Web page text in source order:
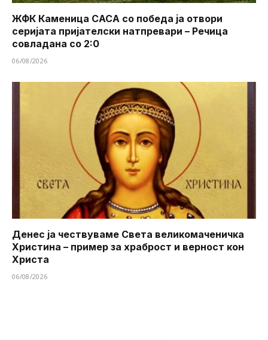
ЖФК Каменица САСА со победа ја отвори
серијата пријателски натпревари – Речица
совладана со 2:0
06/08/2026
Денес ја чествуваме Света великомаченичка
Христина – пример за храброст и верност кон
Христа
06/08/2026